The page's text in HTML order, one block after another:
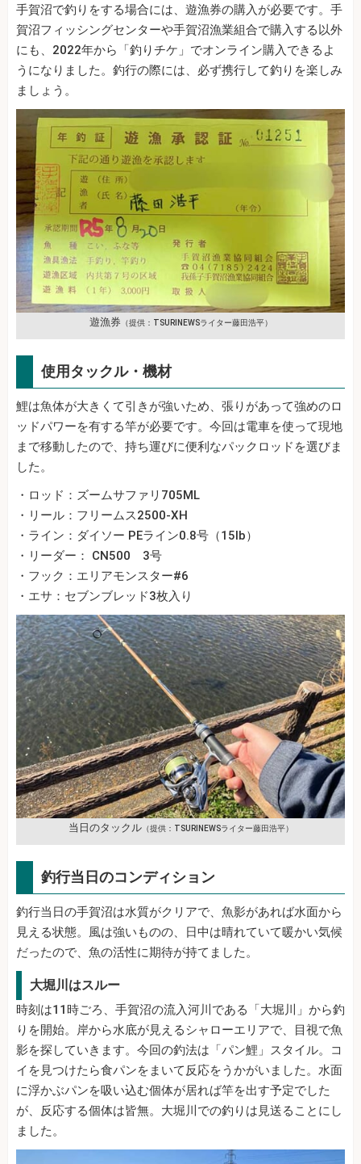
手賀沼で釣りをする場合には、遊漁券の購入が必要です。手
賀沼フィッシングセンターや手賀沼漁業組合で購入する以外
にも、2022年から「釣りチケ」でオンライン購入できるよ
うになりました。釣行の際には、必ず携行して釣りを楽しみ
ましょう。
遊漁券 （提供：TSURINEWSライター藤田浩平）
使用タックル・機材
鯉は魚体が大きくて引きが強いため、張りがあって強めのロ
ッドパワーを有する竿が必要です。今回は電車を使って現地
まで移動したので、持ち運びに便利なパックロッドを選びま
した。
・ロッド：ズームサファリ705ML
・リール：フリームス2500-XH
・ライン：ダイソー PEライン0.8号（15lb）
・リーダー： CN500 3号
・フック：エリアモンスター#6
・エサ：セブンブレッド3枚入り
当日のタックル（提供：TSURINEWSライター藤田浩平）
釣行当日のコンディション
釣行当日の手賀沼は水質がクリアで、魚影があれば水面から
見える状態。風は強いものの、日中は晴れていて暖かい気候
だったので、魚の活性に期待が持てました。
大堀川はスルー
時刻は11時ごろ、手賀沼の流入河川である「大堀川」から釣
りを開始。岸から水底が見えるシャローエリアで、目視で魚
影を探していきます。今回の釣法は「パン鯉」スタイル。コ
イを見つけたら食パンをまいて反応をうかがいました。水面
に浮かぶパンを吸い込む個体が居れば竿を出す予定でした
が、反応する個体は皆無。大堀川での釣りは見送ることにし
ました。